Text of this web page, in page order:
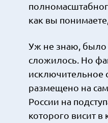
как вы
Уж не знаю, было
сложилось. Но
исключительное
размещено на
России на
которого висит